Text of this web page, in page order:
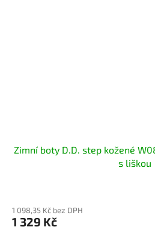
Zimní boty D.D. step kožené
s liškou
1 098,35 Kč bez DPH
1 329 Kč